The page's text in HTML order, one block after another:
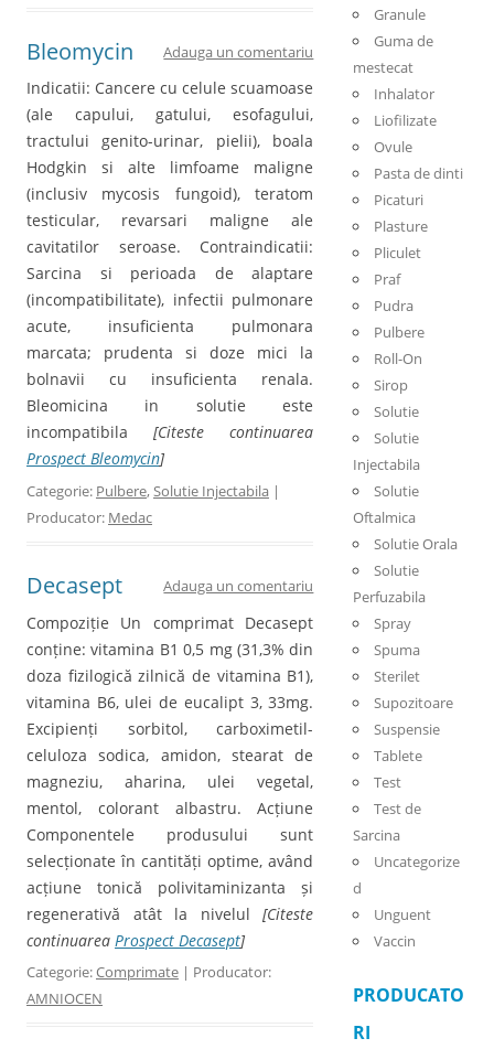
Bleomycin Adauga un comentariu
Indicatii: Cancere cu celule scuamoase
(ale capului, gatului, esofagului,
tractului genito-urinar, pielii), boala
Hodgkin si alte limfoame maligne
(inclusiv mycosis fungoid), teratom
testicular, revarsari maligne ale
cavitatilor seroase. Contraindicatii:
Sarcina si perioada de alaptare
(incompatibilitate), infectii pulmonare
acute, insuficienta pulmonara
marcata; prudenta si doze mici la
bolnavii cu insuficienta renala.
Bleomicina in solutie este
incompatibila[Citeste continuarea
Prospect Bleomycin]
Categorie: Pulbere,Solutie Injectabila |
Producator: Medac
Decasept Adauga un comentariu
Compoziție Un comprimat Decasept
conține: vitamina B1 0,5 mg (31,3% din
doza fizilogică zilnică de vitamina B1),
vitamina B6, ulei de eucalipt 3, 33mg.
Excipienți sorbitol, carboximetil-
celuloza sodica, amidon, stearat de
magneziu, aharina, ulei vegetal,
mentol, colorant albastru. Acțiune
Componentele produsului sunt
selecționate în cantități optime, având
acțiune tonică polivitaminizanta și
regenerativă atât la nivelul[Citeste
continuarea Prospect Decasept]
Categorie:Comprimate | Producator:
AMNIOCEN
Granule
Guma de
mestecat
Inhalator
Liofilizate
Ovule
Pasta de dinti
Picaturi
Plasture
Pliculet
Praf
Pudra
Pulbere
Roll-On
Sirop
Solutie
Solutie
Injectabila
Solutie
Oftalmica
Solutie Orala
Solutie
Perfuzabila
Spray
Spuma
Sterilet
Supozitoare
Suspensie
Tablete
Test
Test de
Sarcina
Uncategorize
d
Unguent
Vaccin
PRODUCATO
RI